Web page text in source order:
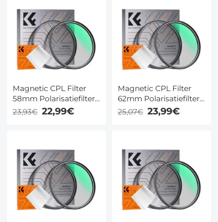
Magnetic CPL Filter
58mm Polarisatiefilter
Ultradun Optisch Glas
met 18 Meerlaagse
23,93€ 22,99€
Magnetic CPL Filter
62mm Polarisatiefilter
Ultradun Optisch Glas
met 18 Meerlaagse
25,07€ 23,99€